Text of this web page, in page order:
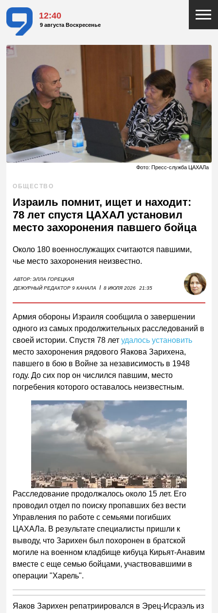
12:40
9 августа Воскресенье
Фото: Пресс-служба ЦАХАЛа
ОБЩЕСТВО
Израиль помнит, ищет и находит:
78 лет спустя ЦАХАЛ установил
место захоронения павшего бойца
Около 180 военнослужащих считаются павшими,
чье место захоронения неизвестно.
АВТОР:ЭЛЛА ГОРЕЦКАЯ
ДЕЖУРНЫЙ РЕДАКТОР 9 КАНАЛА
I 8 ИЮЛЯ 2026 21:35
Армия обороны Израиля сообщила о завершении
одного из самых продолжительных расследований в
своей истории. Спустя 78 летудалось установить
место захоронения рядового Яакова Зарихена,
павшего в бою в Войне за независимость в 1948
году. До сих пор он числился павшим, место
погребения которого оставалось неизвестным.
Расследование продолжалось около 15 лет. Его
проводил отдел по поиску пропавших без вести
Управления по работе с семьями погибших
ЦАХАЛа. В результате специалисты пришли к
выводу, что Зарихен был похоронен в братской
могиле на военном кладбище кибуца Кирьят-Анавим
вместе с еще семью бойцами, участвовавшими в
операции "Харель".
Яаков Зарихен репатриировался в Эрец-Исраэль из